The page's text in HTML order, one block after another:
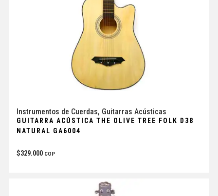
Instrumentos de Cuerdas, Guitarras Acústicas
GUITARRA ACÚSTICA THE OLIVE TREE FOLK D38
NATURAL GA6004
$329.000 COP